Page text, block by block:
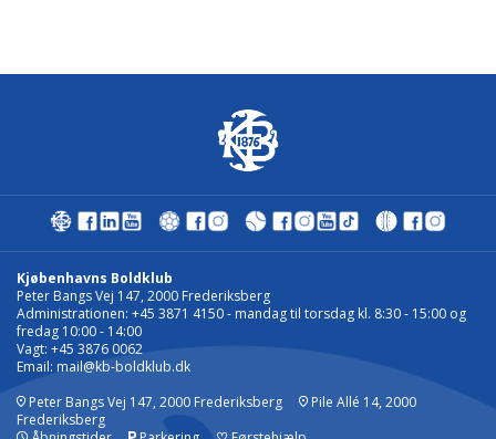
Kjøbenhavns Boldklub
Peter Bangs Vej 147, 2000 Frederiksberg
Administrationen: +45 3871 4150 - mandag til torsdag kl. 8:30 - 15:00 og
fredag 10:00 - 14:00
Vagt: +45 3876 0062
Email: mail@kb-boldklub.dk
Peter Bangs Vej 147, 2000 Frederiksberg
Pile Allé 14, 2000
Frederiksberg